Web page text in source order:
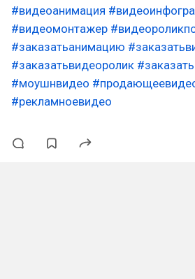
#видеоанимация
#видеомонтажер
#заказатьанимацию
#заказатьвидеоролик
#моушнвидео
#рекламноевидео